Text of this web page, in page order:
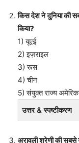
किस देश ने दुनिया की
किया?
1) यूएई
2) इज़राइल
3) रूस
4) चीन
5) संयुक्त राज्य
उत्तर & स्पष्टीकरण
अरावली श्रेणी की सबसे